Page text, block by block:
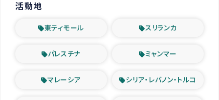
活動地
東ティモール スリランカ
パレスチナ ミャンマー
マレーシア シリア・レバノン・トルコ